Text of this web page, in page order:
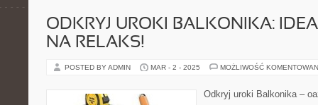
ODKRYJ UROKI BALKONIKA:
NA RELAKS!
POSTED BY ADMIN MAR - 2 - 2025 MOŻLIWOŚĆ
Odkryj uroki Balkonika –